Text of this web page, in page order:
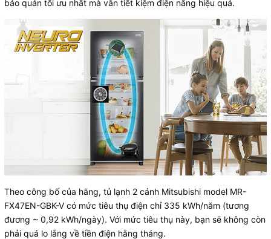
bảo quản tối ưu nhất mà vẫn tiết kiệm điện năng hiệu quả.
Theo công bố của hãng, tủ lạnh 2 cánh Mitsubishi model MR-
FX47EN-GBK-V có mức tiêu thụ điện chỉ 335 kWh/năm (tương
đương ~ 0,92 kWh/ngày). Với mức tiêu thụ này, bạn sẽ không còn
phải quá lo lắng về tiền điện hằng tháng.